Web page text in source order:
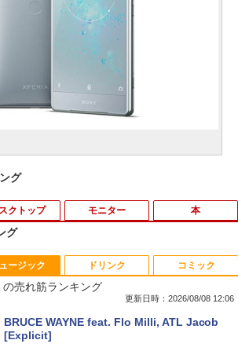
グ
【ノートPC用】【あんしん3ヶ月に延長
保証】通常付属している30日の保証期間
が3ヶ月に延長されます。【単品購入・併
ノートパソコン専用】
クトップ
ポイント10倍 中古パソコン デスクトッ
プ Windows10【Windows 10 Pro 64Bit
搭載】富士通 ESPRIMO D583シリーズ等
OM
モニター
アースドリームス 厳選おまかせモニター
21.5型〜27型ワイド 【HDMI対応 / FULL
HD解像度】 大手メーカー液晶 (Dell/HP/
witch PS4 PS5対応 【整備済み中古品】
本
はだしのゲン（全7巻セット） （中公文
庫コミック版） [ 中沢啓治 ]
￥5,852
グ
Anker Soundcore P40i オフホワイト
ージック
売れ筋ランキング
更新日時：2026/08/08 12:06
BRUCE WAYNE feat. Flo Milli, ATL Jacob
[Explicit]
ドリンク コミック